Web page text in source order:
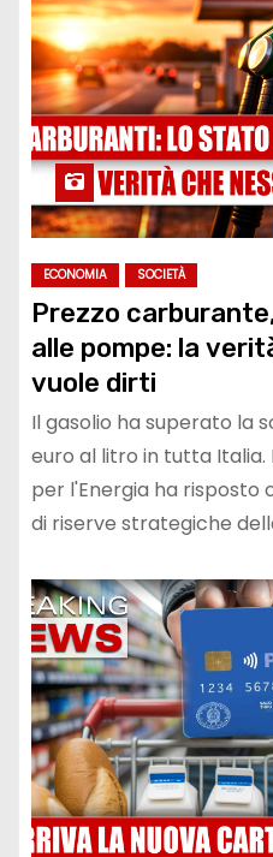
ECONOMIA SOCIETÀ
Prezzo
alle pompe: la
vuole dirti
Il gasolio ha superato la
euro al litro in tutta Italia.
per l'Energia ha risposto
di riserve strategiche